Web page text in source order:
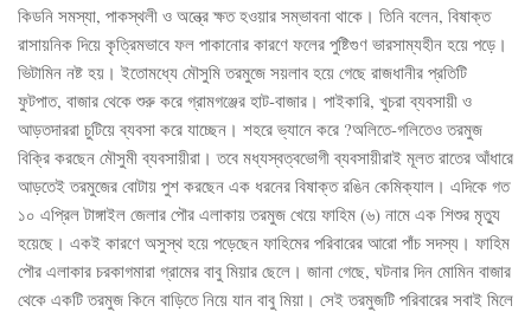
কিডনি সমস্যা, পাকস্থলী ও অন্ত্রে ক্ষত হওয়ার সম্ভাবনা থাকে। তিনি বলেন, বিষাক্ত
রাসায়নিক দিয়ে কৃত্রিমভাবে ফল পাকানোর কারণে ফলের পুষ্টিগুণ ভারসাম্যহীন হয়ে পড়ে।
ভিটামিন নষ্ট হয়। ইতোমধ্যে মৌসুমি তরমুজে সয়লাব হয়ে গেছে রাজধানীর প্রতিটি
ফুটপাত, বাজার থেকে শুরু করে গ্রামগঞ্জের হাট-বাজার। পাইকারি, খুচরা ব্যবসায়ী ও
আড়তদাররা চুটিয়ে ব্যবসা করে যাচ্ছেন। শহরে ভ্যানে করে ?অলিতে-গলিতেও তরমুজ
বিক্রি করছেন মৌসুমী ব্যবসায়ীরা। তবে মধ্যস্বত্বভোগী ব্যবসায়ীরাই মূলত রাতের আঁধারে
আড়তেই তরমুজের বোটায় পুশ করছেন এক ধরনের বিষাক্ত রঙিন কেমিক্যাল। এদিকে গত
১০ এপ্রিল টাঙ্গাইল জেলার পৌর এলাকায় তরমুজ খেয়ে ফাহিম (৬) নামে এক শিশুর মৃত্যু
হয়েছে। একই কারণে অসুস্থ হয়ে পড়েছেন ফাহিমের পরিবারের আরো পাঁচ সদস্য। ফাহিম
পৌর এলাকার চরকাগমারা গ্রামের বাবু মিয়ার ছেলে। জানা গেছে, ঘটনার দিন মোমিন বাজার
থেকে একটি তরমুজ কিনে বাড়িতে নিয়ে যান বাবু মিয়া। সেই তরমুজটি পরিবারের সবাই মিলে